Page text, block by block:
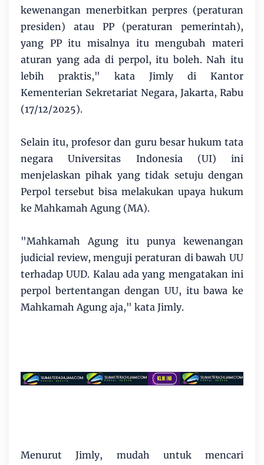
kewenangan menerbitkan perpres (peraturan
presiden) atau PP (peraturan pemerintah),
yang PP itu misalnya itu mengubah materi
aturan yang ada di perpol, itu boleh. Nah itu
lebih praktis," kata Jimly di Kantor
Kementerian Sekretariat Negara, Jakarta, Rabu
(17/12/2025).
Selain itu, profesor dan guru besar hukum tata
negara Universitas Indonesia (UI) ini
menjelaskan pihak yang tidak setuju dengan
Perpol tersebut bisa melakukan upaya hukum
ke Mahkamah Agung (MA).
"Mahkamah Agung itu punya kewenangan
judicial review, menguji peraturan di bawah UU
terhadap UUD. Kalau ada yang mengatakan ini
perpol bertentangan dengan UU, itu bawa ke
Mahkamah Agung aja," kata Jimly.
Menurut Jimly, mudah untuk mencari